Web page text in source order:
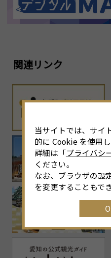
関連リンク
当サイトでは、サイ
的に Cookie を使用し
詳細は「プライバシ
ください。
なお、ブラウザの設
を変更することもでき